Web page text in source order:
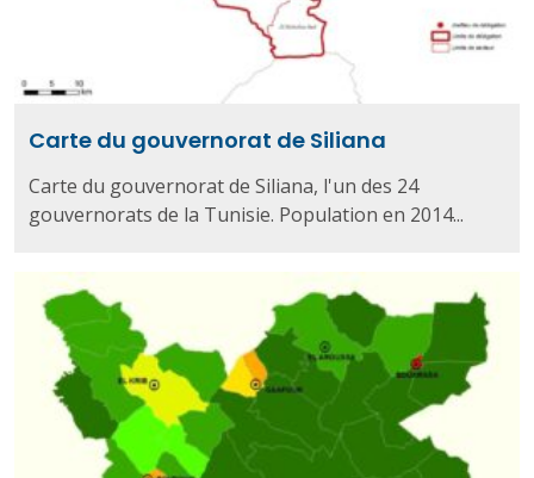
Carte du gouvernorat de Siliana
Carte du gouvernorat de Siliana, l'un des 24
gouvernorats de la Tunisie. Population en 2014...